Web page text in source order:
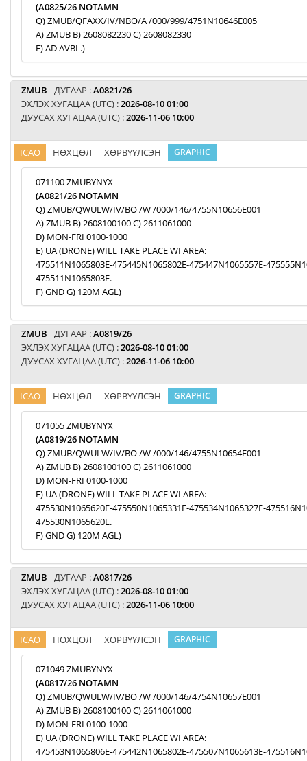
(A0825/26 NOTAMN
Q) ZMUB/QFAXX/IV/NBO/A /000/999/4751N10646E005
A) ZMUB B) 2608082230 C) 2608082330
E) AD AVBL.)
ZMUB ДУГААР :A0821/26
ЭХЛЭХ ХУГАЦАА (UTC) :2026-08-10 01:00
ДУУСАХ ХУГАЦАА (UTC) :2026-11-06 10:00
ICAO НӨХЦӨЛ ХӨРВҮҮЛСЭН GRAPHIC
071100 ZMUBYNYX
(A0821/26 NOTAMN
Q) ZMUB/QWULW/IV/BO /W /000/146/4755N10656E001
A) ZMUB B) 2608100100 C) 2611061000
D) MON-FRI 0100-1000
E) UA (DRONE) WILL TAKE PLACE WI AREA:
475511N1065803E-475445N1065802E-475447N1065557E-
475511N1065803E.
F) GND G) 120M AGL)
ZMUB ДУГААР :A0819/26
ЭХЛЭХ ХУГАЦАА (UTC) :2026-08-10 01:00
ДУУСАХ ХУГАЦАА (UTC) :2026-11-06 10:00
ICAO НӨХЦӨЛ ХӨРВҮҮЛСЭН GRAPHIC
071055 ZMUBYNYX
(A0819/26 NOTAMN
Q) ZMUB/QWULW/IV/BO /W /000/146/4755N10654E001
A) ZMUB B) 2608100100 C) 2611061000
D) MON-FRI 0100-1000
E) UA (DRONE) WILL TAKE PLACE WI AREA:
475530N1065620E-475550N1065331E-475534N1065327E-
475530N1065620E.
F) GND G) 120M AGL)
ZMUB ДУГААР :A0817/26
ЭХЛЭХ ХУГАЦАА (UTC) :2026-08-10 01:00
ДУУСАХ ХУГАЦАА (UTC) :2026-11-06 10:00
ICAO НӨХЦӨЛ ХӨРВҮҮЛСЭН GRAPHIC
071049 ZMUBYNYX
(A0817/26 NOTAMN
Q) ZMUB/QWULW/IV/BO /W /000/146/4754N10657E001
A) ZMUB B) 2608100100 C) 2611061000
D) MON-FRI 0100-1000
E) UA (DRONE) WILL TAKE PLACE WI AREA:
475453N1065806E-475442N1065802E-475507N1065613E-